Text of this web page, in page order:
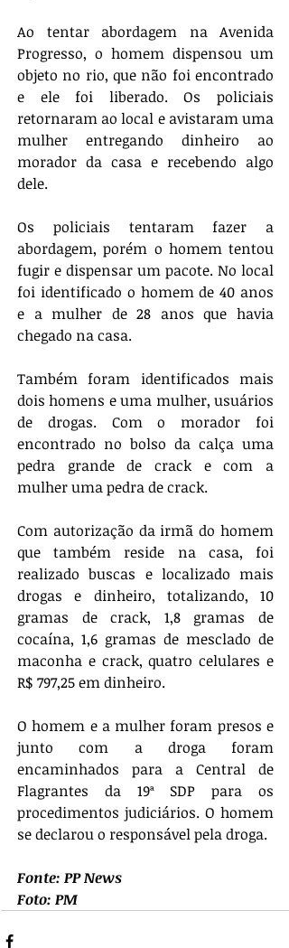
Ao tentar abordagem na Avenida
Progresso, o homem dispensou um
objeto no rio, que não foi encontrado
e ele foi liberado. Os policiais
retornaram ao local e avistaram uma
mulher entregando dinheiro ao
morador da casa e recebendo algo
dele.
Os policiais tentaram fazer a
abordagem, porém o homem tentou
fugir e dispensar um pacote. No local
foi identificado o homem de 40 anos
e a mulher de 28 anos que havia
chegado na casa.
Também foram identificados mais
dois homens e uma mulher, usuários
de drogas. Com o morador foi
encontrado no bolso da calça uma
pedra grande de crack e com a
mulher uma pedra de crack.
Com autorização da irmã do homem
que também reside na casa, foi
realizado buscas e localizado mais
drogas e dinheiro, totalizando, 10
gramas de crack, 1,8 gramas de
cocaína, 1,6 gramas de mesclado de
maconha e crack, quatro celulares e
R$ 797,25 em dinheiro.
O homem e a mulher foram presos e
junto com a droga foram
encaminhados para a Central de
Flagrantes da 19ª SDP para os
procedimentos judiciários. O homem
se declarou o responsável pela droga.
Fonte: PP News
Foto: PM